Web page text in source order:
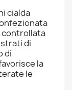
cialda
controllata
di
di
la
le